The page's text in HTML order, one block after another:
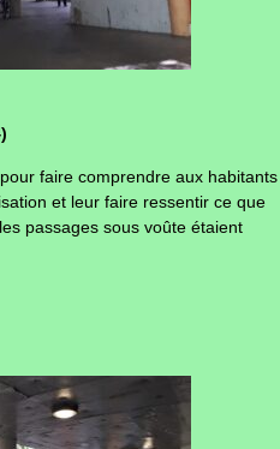
faire comprendre aux habitants
et leur faire ressentir ce que
passages sous voûte étaient